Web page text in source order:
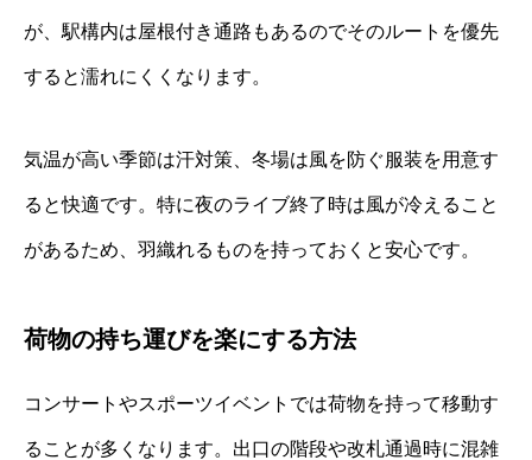
が、駅構内は屋根付き通路もあるのでそのルートを優先
すると濡れにくくなります。
気温が高い季節は汗対策、冬場は風を防ぐ服装を用意す
ると快適です。特に夜のライブ終了時は風が冷えること
があるため、羽織れるものを持っておくと安心です。
荷物の持ち運びを楽にする方法
コンサートやスポーツイベントでは荷物を持って移動す
ることが多くなります。出口の階段や改札通過時に混雑